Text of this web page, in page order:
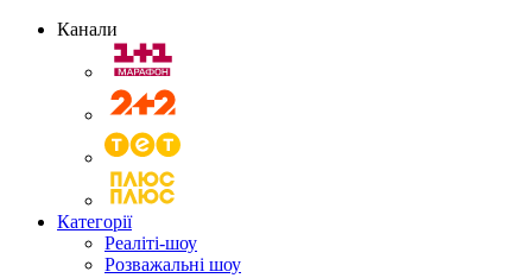
Канали
Категорії
Реаліті-шоу
Розважальні шоу